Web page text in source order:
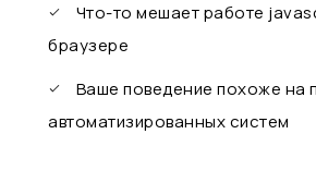
Что-то мешает работе
браузере
Ваше поведение похоже на
автоматизированных систем